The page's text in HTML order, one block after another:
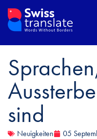
sind
Neuigkeiten
05